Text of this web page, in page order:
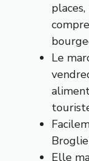
Le
Elle